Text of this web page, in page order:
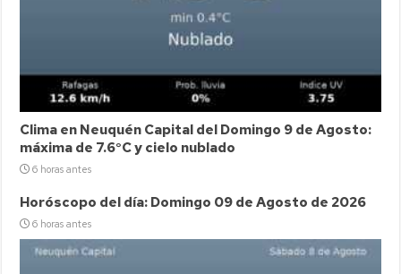
Clima en Neuquén Capital del Domingo 9 de Agosto:
máxima de 7.6°C y cielo nublado
6 horas antes
Horóscopo del día: Domingo 09 de Agosto de 2026
6 horas antes